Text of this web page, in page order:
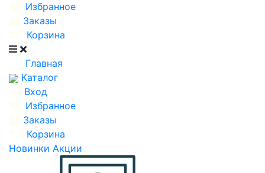
Избранное
Заказы
Корзина
Главная
Каталог
Вход
Избранное
Заказы
Корзина
Новинки Акции